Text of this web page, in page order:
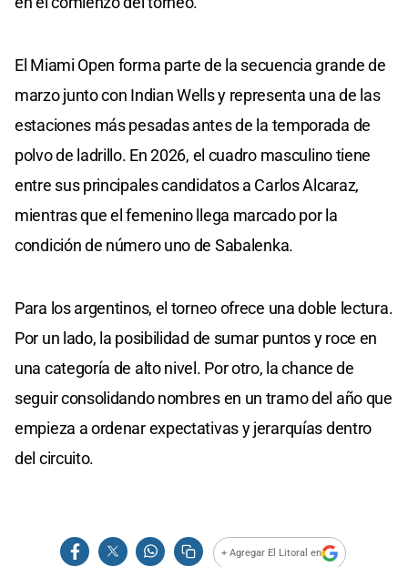
El Miami Open forma parte de la secuencia grande de
marzo junto con Indian Wells y representa una de las
estaciones más pesadas antes de la temporada de
polvo de ladrillo. En 2026, el cuadro masculino tiene
entre sus principales candidatos a Carlos Alcaraz,
mientras que el femenino llega marcado por la
condición de número uno de Sabalenka.
Para los argentinos, el torneo ofrece una doble lectura.
Por un lado, la posibilidad de sumar puntos y roce en
una categoría de alto nivel. Por otro, la chance de
seguir consolidando nombres en un tramo del año que
empieza a ordenar expectativas y jerarquías dentro
del circuito.
+ Agregar El Litoral en